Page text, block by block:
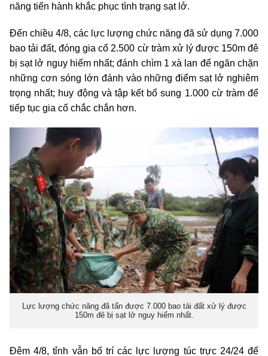
năng tiến hành khắc phục tình trạng sạt lở.
Đến chiều 4/8, các lực lượng chức năng đã sử dụng 7.000
bao tải đất, đóng gia cố 2.500 cừ tràm xử lý được 150m đê
bị sạt lở nguy hiểm nhất; đánh chìm 1 xà lan để ngăn chặn
những cơn sóng lớn đánh vào những điểm sạt lở nghiêm
trọng nhất; huy động và tập kết bổ sung 1.000 cừ tràm để
tiếp tục gia cố chắc chắn hơn.
Lực lượng chức năng đã tấn được 7.000 bao tải đất xử lý được
150m đê bị sạt lở nguy hiểm nhất.
Đêm 4/8, tỉnh vẫn bố trí các lực lượng túc trực 24/24 để